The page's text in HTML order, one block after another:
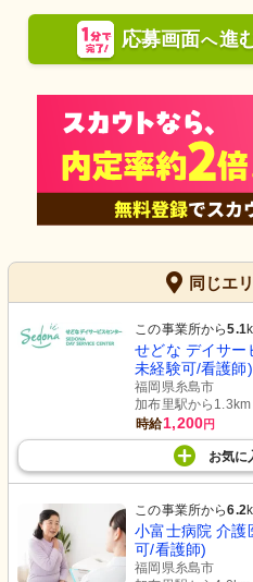
応募画面へ進
同じエ
この事業所から5.1
せどな デイサー
未経験可/看護師)
福岡県糸島市
加布里駅から1.3km
時給1,200円
お気に
この事業所から6.2
小富士病院 介護
可/看護師)
福岡県糸島市